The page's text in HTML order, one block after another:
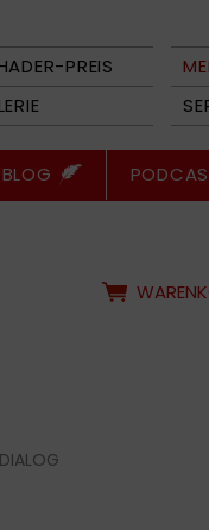
PREIS